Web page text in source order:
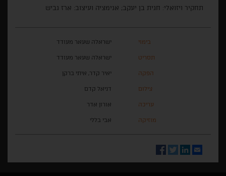
תחקיר ויזואלי: חגית בן יעקב; אנימציה ועיצוב: ארז גביש
בימוי ישראלה שעאר מעודד
תסריט ישראלה שעאר מעודד
הפקה יאיר קדר, איתי ברקן
צילום דניאל קדם
עריכה אורון אדר
מוזיקה אבי בללי
Email
LinkedIn
Twitter
Facebook